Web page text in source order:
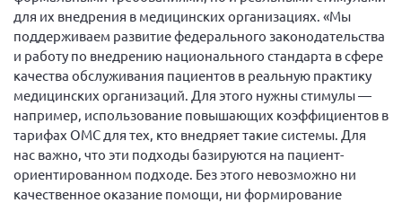
Брянская область
Владимирская область
Волгоградская область
Воронежская область
Ивановская область
Калининградская область
Кемеровская область
для их внедрения в медицинских организациях. «Мы
поддерживаем развитие федерального законодательства
и работу по внедрению национального стандарта в сфере
качества обслуживания пациентов в реальную практику
медицинских организаций. Для этого нужны стимулы —
например, использование повышающих коэффициентов в
тарифах ОМС для тех, кто внедряет такие системы. Для
нас важно, что эти подходы базируются на пациент-
ориентированном подходе. Без этого невозможно ни
качественное оказание помощи, ни формирование